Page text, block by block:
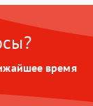
1 год
время